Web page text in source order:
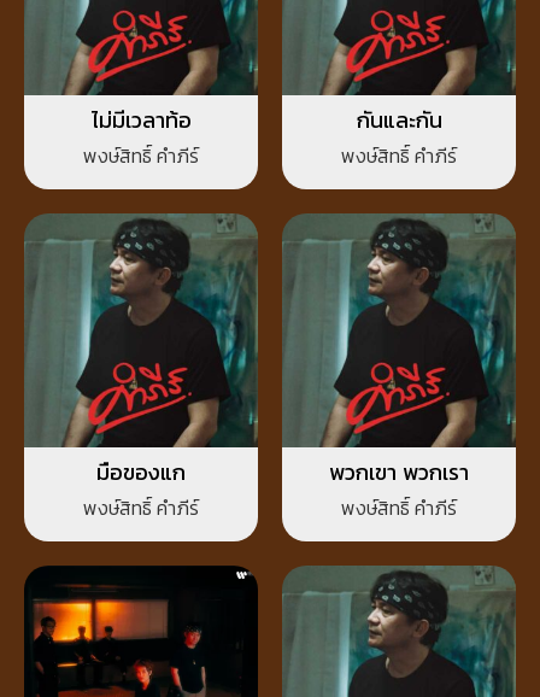
ไม่มีเวลาท้อ
พงษ์สิทธิ์ คำภีร์
กันและกัน
พงษ์สิทธิ์ คำภีร์
มือของแก
พงษ์สิทธิ์ คำภีร์
พวกเขา พวกเรา
พงษ์สิทธิ์ คำภีร์